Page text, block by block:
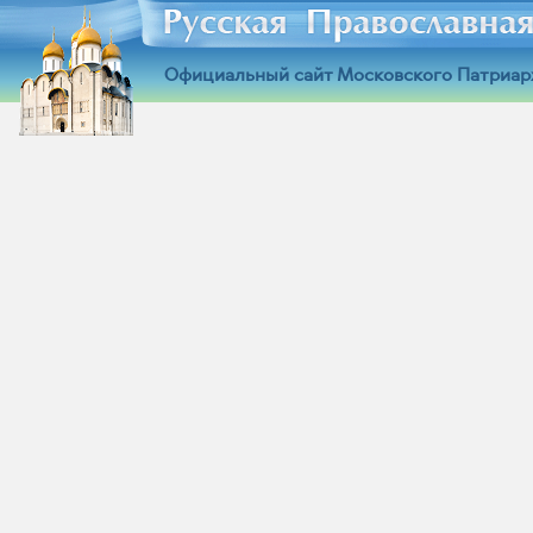
Официальный сайт Московского